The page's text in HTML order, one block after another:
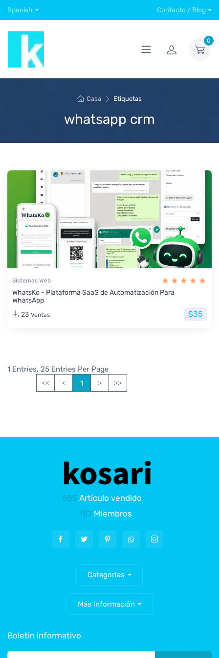
Spanish Contacto / Blog
0
Casa Etiquetas
whatsapp crm
Sistemas Web
WhatsKo - Plataforma SaaS de Automatización Para
WhatsApp
23 Ventas $35
1 Entries, 25 Entries Per Page
<< < 1 > >>
685 Artículo vendido
157 Miembros
Categorías
Más información
Boletin informativo